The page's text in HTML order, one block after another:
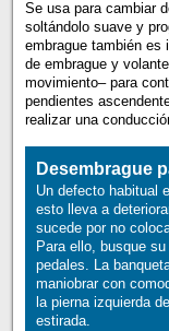
Se usa para cambiar
soltándolo suave y
embrague también es
de embrague y
movimiento– para
pendientes
realizar una
Desembrague
Un defecto habitual
esto lleva a
sucede por no
Para ello, busque
pedales. La
maniobrar con
la pierna izquierda
estirada.